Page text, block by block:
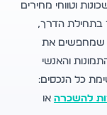
וטווחי מחירים
בתחילת הדרך,
שמחפשים את
והאנשי
כל הנכסים:
להשכרה או